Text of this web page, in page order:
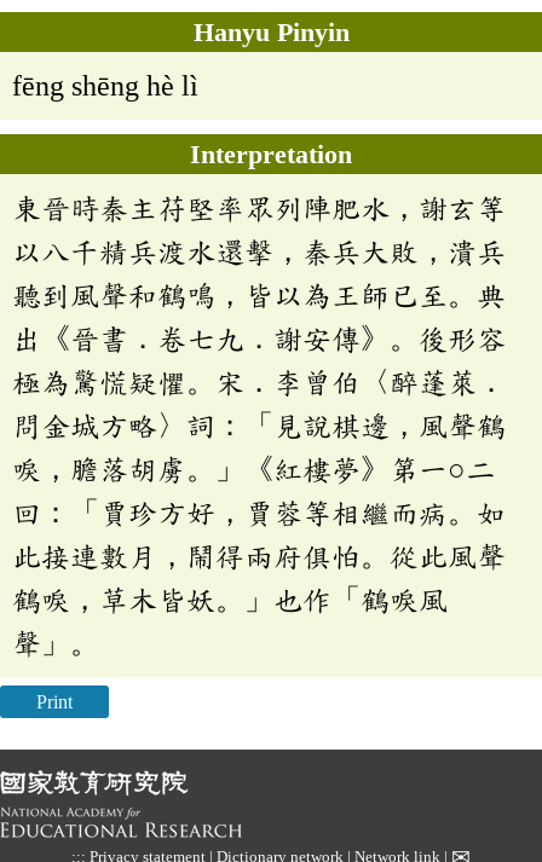
Hanyu Pinyin
fēng shēng hè lì
Interpretation
東晉時秦主苻堅率眾列陣肥水，謝玄等
以八千精兵渡水還擊，秦兵大敗，潰兵
聽到風聲和鶴鳴，皆以為王師已至。典
出《晉書．卷七九．謝安傳》。後形容
極為驚慌疑懼。宋．李曾伯〈醉蓬萊．
問金城方略〉詞：「見說棋邊，風聲鶴
唳，膽落胡虜。」《紅樓夢》第一○二
回：「賈珍方好，賈蓉等相繼而病。如
此接連數月，鬧得兩府俱怕。從此風聲
鶴唳，草木皆妖。」也作「鶴唳風
聲」。
Print
::: Privacy statement | Dictionary network | Network link |